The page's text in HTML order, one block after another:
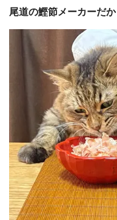
尾道の鰹節メーカーだ